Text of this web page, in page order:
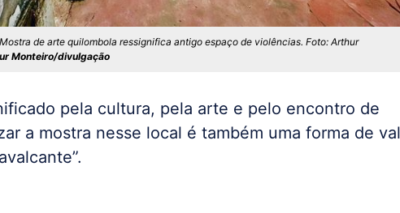
de arte quilombola ressignifica antigo espaço de violências. Foto: Arthur
Monteiro/divulgação
pela cultura, pela arte e pelo encontro de
a mostra nesse local é também uma forma de